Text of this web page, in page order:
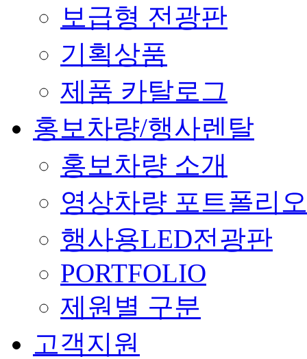
보급형 전광판
기획상품
제품 카탈로그
홍보차량/행사렌탈
홍보차량 소개
영상차량 포트폴리오
행사용LED전광판
PORTFOLIO
제원별 구분
고객지원